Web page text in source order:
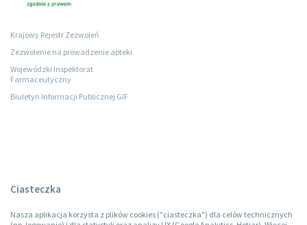
Krajowy Rejestr Zezwoleń
Zezwolenie na prowadzenie apteki
Wojewódzki Inspektorat
Farmaceutyczny
Biuletyn Informacji Publicznej GIF
Ciasteczka
Nasza aplikacja korzysta z plików cookies ("ciasteczka") dla celów technicznych